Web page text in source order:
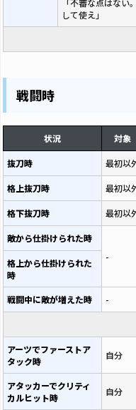
「不審な点はない
して使え」
戦闘時
状況 対象
抜刀時 最初以
格上抜刀時 最初以
格下抜刀時 最初以
敵から仕掛けられた時
-
格上から仕掛けられた
時
戦闘中に敵が増えた時 -
アーツでファーストア
タック時
自分
アタッカーでクリティ
カルヒット時
自分